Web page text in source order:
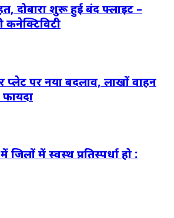
दोबारा शुरू हुई बंद फ्लाइट –
कनेक्टिविटी
प्लेट पर नया बदलाव, लाखों वाहन
में स्वस्थ प्रतिस्पर्धा हो :